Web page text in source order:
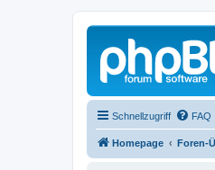
Schnellzugriff FAQ
Homepage Foren-